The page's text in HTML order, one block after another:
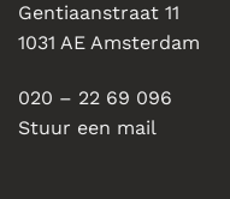
Gentiaanstraat 11
1031 AE Amsterdam
020 – 22 69 096
Stuur een mail